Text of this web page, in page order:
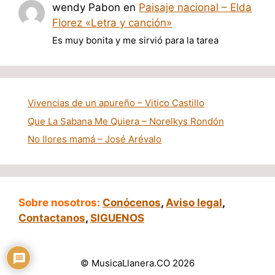
wendy Pabon en Paisaje nacional – Elda
Florez «Letra y canción»
Es muy bonita y me sirvió para la tarea
Vivencias de un apureño – Vitico Castillo
Que La Sabana Me Quiera – Norelkys Rondón
No llores mamá – José Arévalo
Sobre nosotros: Conócenos, Aviso legal,
Contactanos, SIGUENOS
© MusicaLlanera.CO 2026